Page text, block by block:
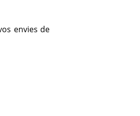
envies de